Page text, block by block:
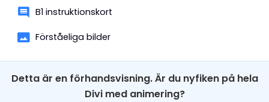
B1 instruktionskort
Förståeliga bilder
Detta är en förhandsvisning. Är du nyfiken på hela
Divi med animering?